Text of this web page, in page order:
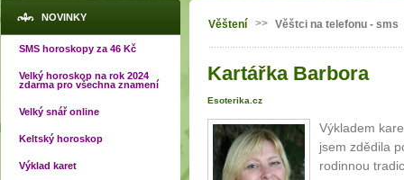
NOVINKY
SMS horoskopy za 46 Kč
Velký horoskop na rok 2024
zdarma pro všechna znamení
Velký snář online
Keltský horoskop
Výklad karet
Jste zde
Věštení >> Věštci na telefonu - sms
Kartářka Barbora
Esoterika.cz
Výkladem
jsem zdědila
rodinnou